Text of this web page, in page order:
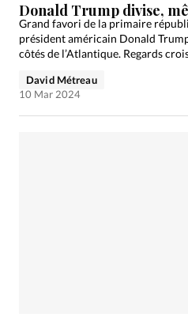
Donald Trump divise,
Grand favori de la primaire
président américain Donald
côtés de l’Atlantique. Regards
David Métreau
10 Mar 2024